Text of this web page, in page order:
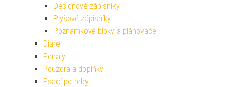
Designové zápisníky
Plyšové zápisníky
Poznámkové bloky a plánovače
Diáře
Penály
Pouzdra a doplňky
Psací potřeby